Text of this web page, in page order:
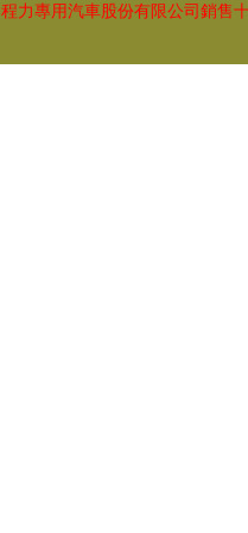
程力專用汽車股份有限公司銷售